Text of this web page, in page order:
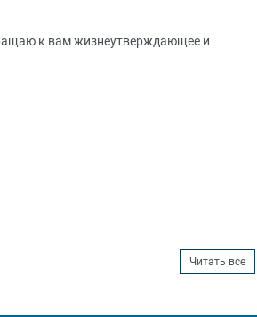
к вам жизнеутверждающее и
Читать все